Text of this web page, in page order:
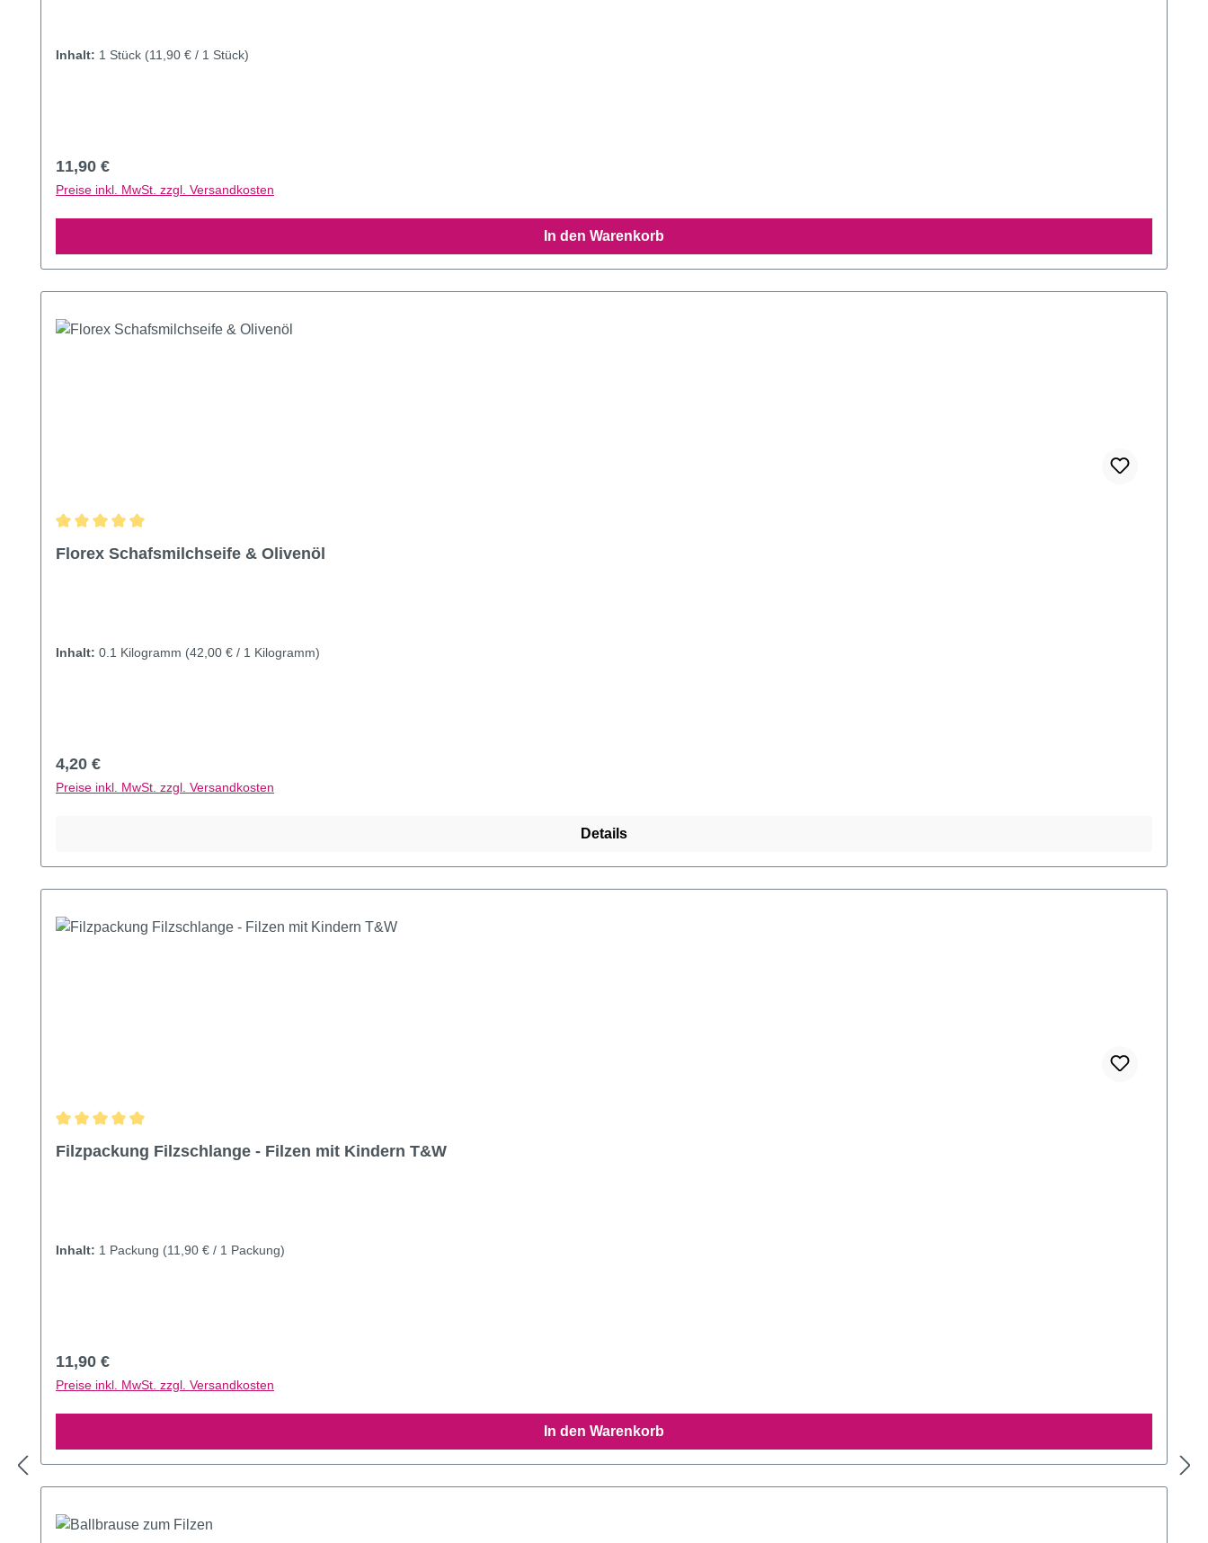
Inhalt: 1 Stück (11,90 € / 1 Stück)
Regulärer Preis:
11,90 €
Preise inkl. MwSt. zzgl. Versandkosten
In den Warenkorb
Durchschnittliche Bewertung von 5 von 5 Sternen
Florex Schafsmilchseife & Olivenöl
Inhalt: 0.1 Kilogramm (42,00 € / 1 Kilogramm)
Regulärer Preis:
4,20 €
Preise inkl. MwSt. zzgl. Versandkosten
Details
Durchschnittliche Bewertung von 5 von 5 Sternen
Filzpackung Filzschlange - Filzen mit Kindern T&W
Inhalt: 1 Packung (11,90 € / 1 Packung)
Regulärer Preis:
11,90 €
Preise inkl. MwSt. zzgl. Versandkosten
In den Warenkorb